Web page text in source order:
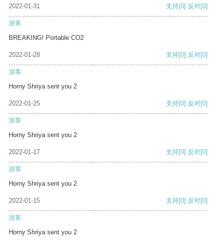
2022-01-31 支持[0] 反对[0]
游客
BREAKING! Portable CO2
2022-01-28 支持[0] 反对[0]
游客
Horny Shriya sent you 2
2022-01-25 支持[0] 反对[0]
游客
Horny Shriya sent you 2
2022-01-17 支持[0] 反对[0]
游客
Horny Shriya sent you 2
2022-01-15 支持[0] 反对[0]
游客
Horny Shriya sent you 2